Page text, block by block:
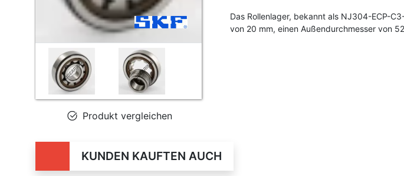
Produkt vergleichen
Das Rollenlager, bekannt als NJ304-ECP-
von 20 mm, einen Außendurchmesser von
KUNDEN KAUFTEN AUCH